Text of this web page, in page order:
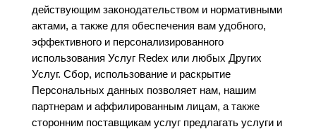
действующим законодательством и нормативными
актами, а также для обеспечения вам удобного,
эффективного и персонализированного
использования Услуг Redex или любых Других
Услуг. Сбор, использование и раскрытие
Персональных данных позволяет нам, нашим
партнерам и аффилированным лицам, а также
сторонним поставщикам услуг предлагать услуги и